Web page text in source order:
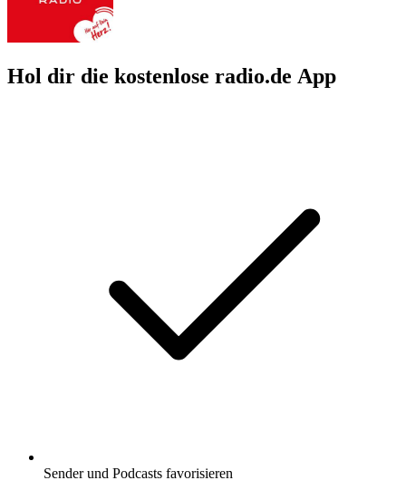
Hol dir die kostenlose radio.de App
Sender und Podcasts favorisieren